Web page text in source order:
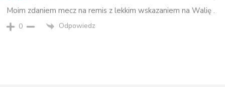
Moim zdaniem mecz na remis z lekkim wskazaniem na Walię .
0 Odpowiedz